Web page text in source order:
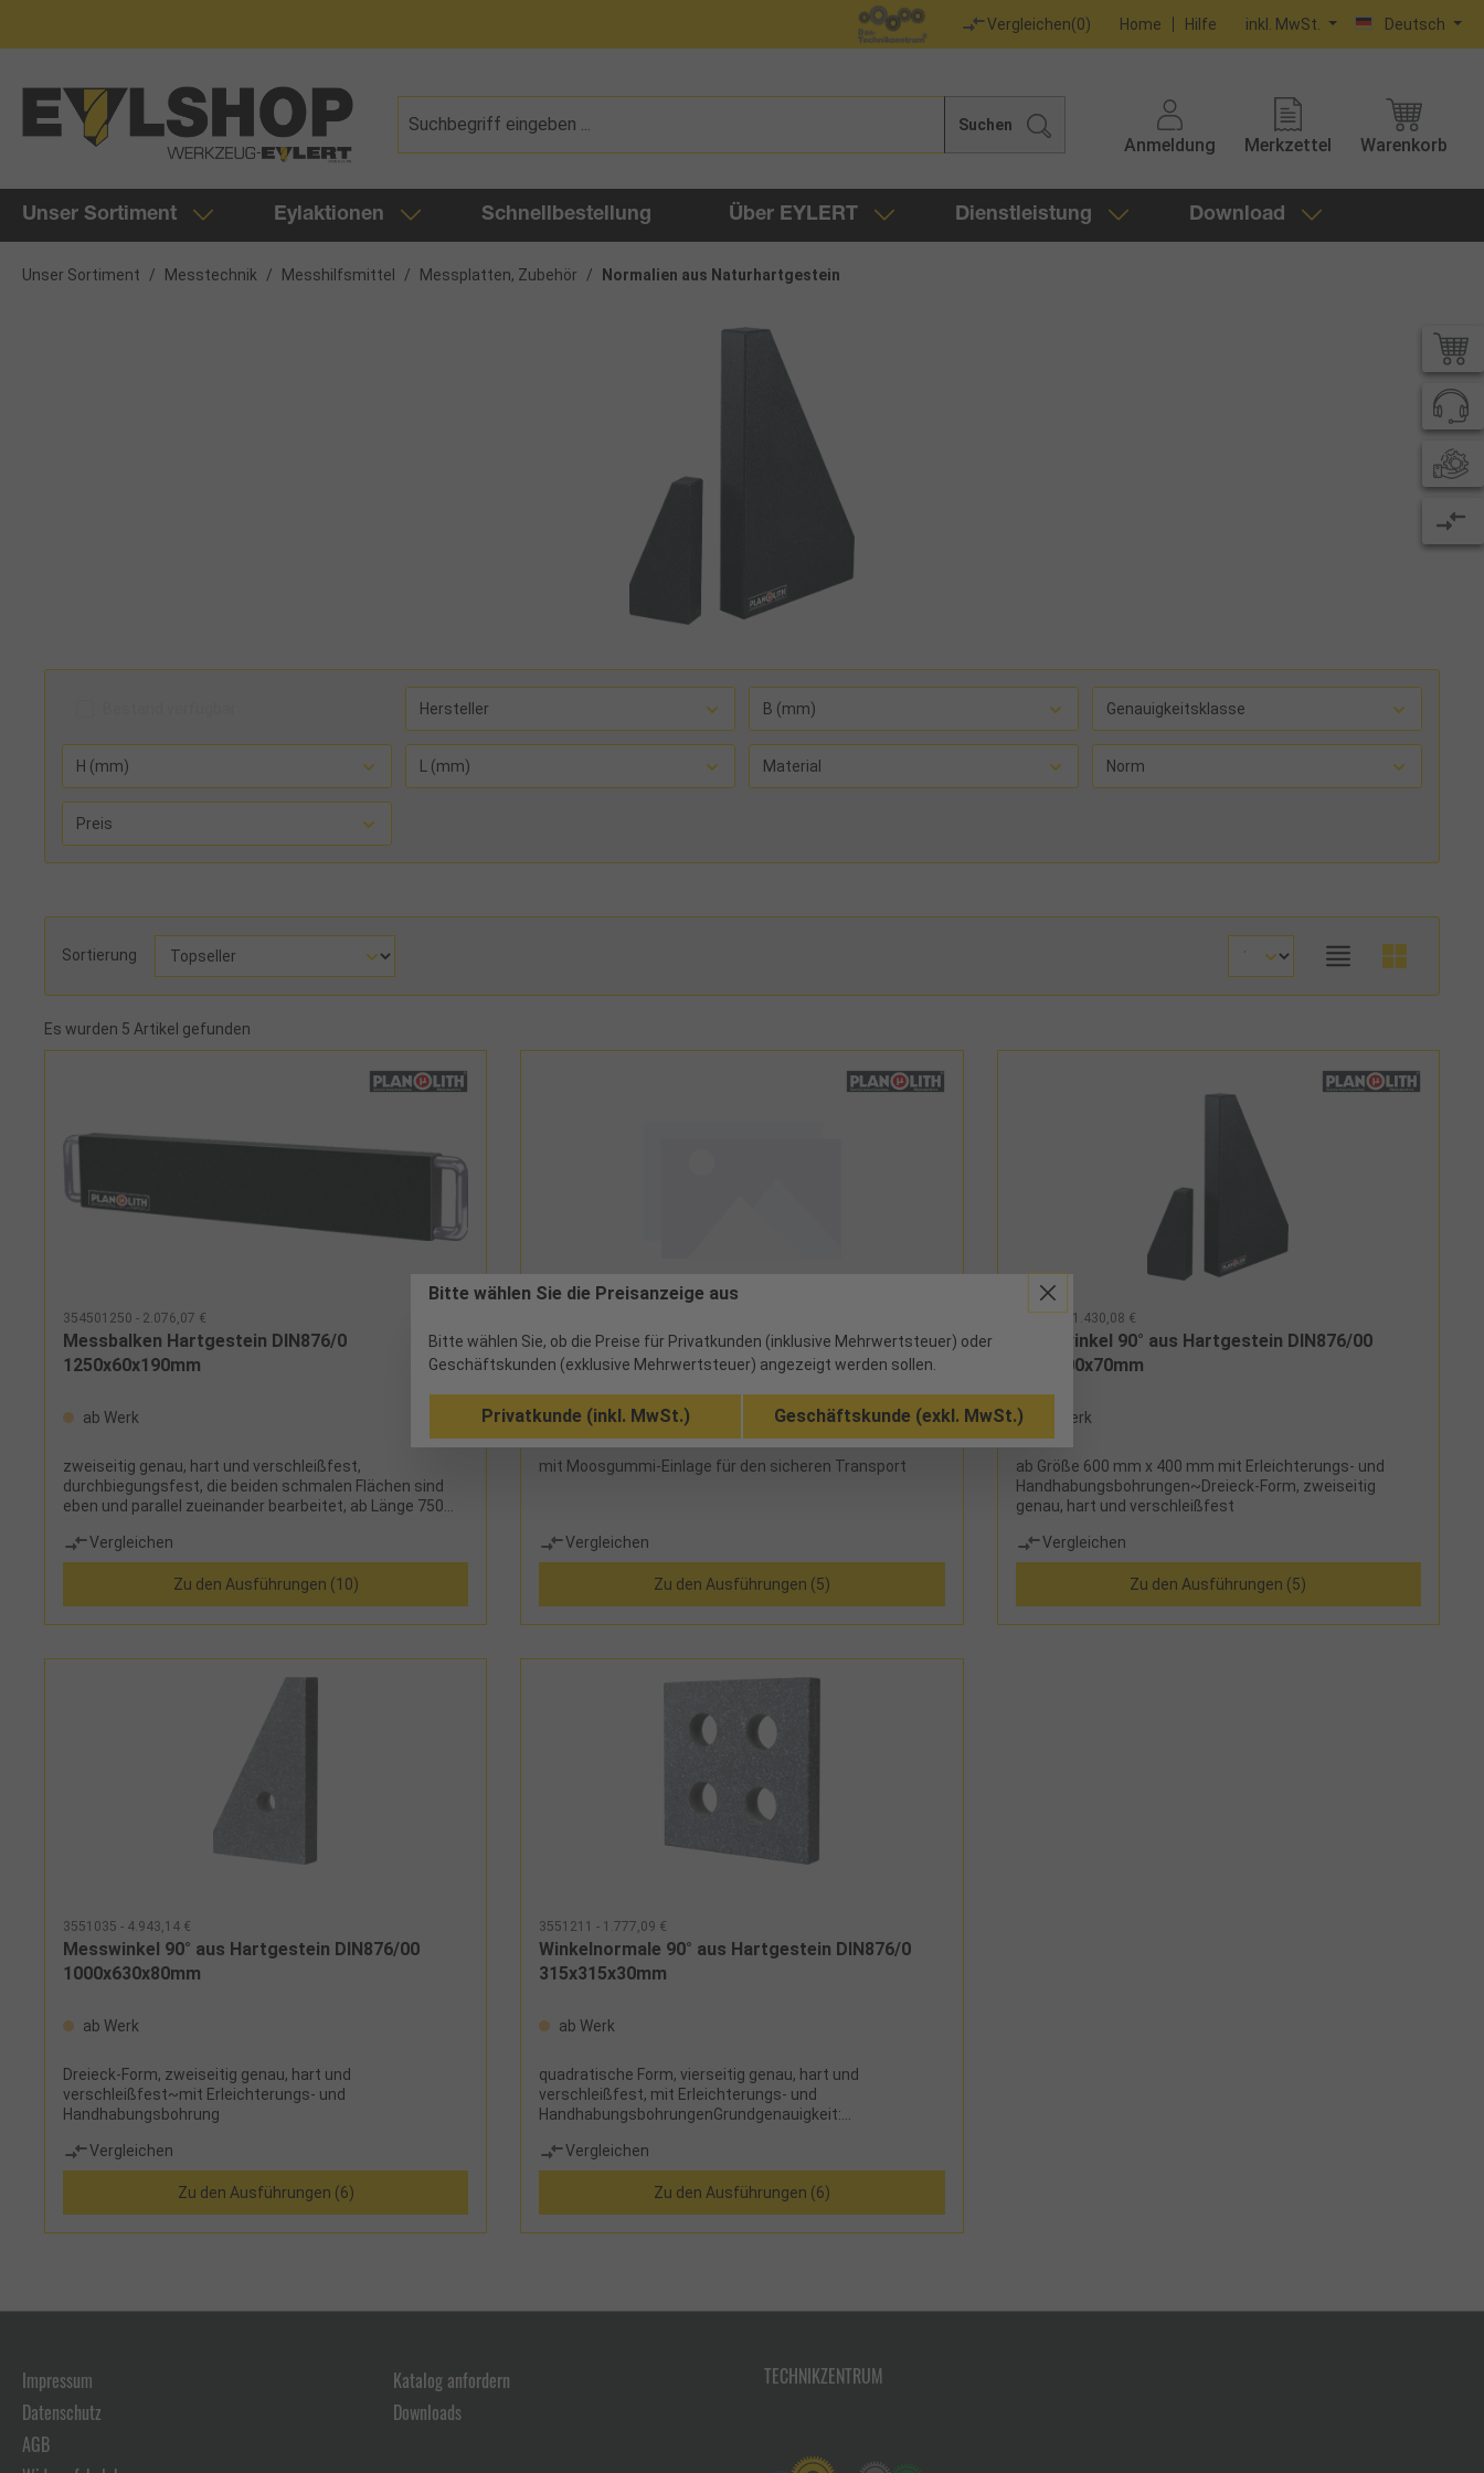
Vergleichen(0) Home Hilfe inkl. MwSt. Deutsch
Suchen
Anmeldung Merkzettel Warenkorb
Unser Sortiment Eylaktionen Schnellbestellung Über EYLERT Dienstleistung Download
Unser Sortiment / Messtechnik / Messhilfsmittel / Messplatten, Zubehör / Normalien aus Naturhartgestein
Hersteller B (mm) Genauigkeitsklasse
H (mm) L (mm) Material Norm
Preis
Sortierung
Es wurden 5 Artikel gefunden
354501250 - 2.076,07 €
Messbalken Hartgestein DIN876/0
1250x60x190mm
ab Werk
zweiseitig genau, hart und verschleißfest,
durchbiegungsfest, die beiden schmalen Flächen sind
eben und parallel zueinander bearbeitet, ab Länge 750
Vergleichen
Zu den Ausführungen (10)
Holzetui Messbalken zur Aufbewahrung, nicht
zum Transport verwendbar! L1000mm
ab Werk
mit Moosgummi-Einlage für den sicheren Transport
Vergleichen
Zu den Ausführungen (5)
355103 - 1.430,08 €
Messwinkel 90° aus Hartgestein DIN876/00
600x400x70mm
ab Werk
ab Größe 600 mm x 400 mm mit Erleichterungs- und
Handhabungsbohrungen~Dreieck-Form, zweiseitig
genau, hart und verschleißfest
Vergleichen
Zu den Ausführungen (5)
3551035 - 4.943,14 €
Messwinkel 90° aus Hartgestein DIN876/00
1000x630x80mm
ab Werk
Dreieck-Form, zweiseitig genau, hart und
verschleißfest~mit Erleichterungs- und
Handhabungsbohrung
Vergleichen
Zu den Ausführungen (6)
3551211 - 1.777,09 €
Winkelnormale 90° aus Hartgestein DIN876/0
315x315x30mm
ab Werk
quadratische Form, vierseitig genau, hart und
verschleißfest, mit Erleichterungs- und
HandhabungsbohrungenGrundgenauigkeit:
875Vergleichen
Zu den Ausführungen (6)
Impressum
Datenschutz
AGB
Katalog anfordern
Downloads
TECHNIKZENTRUM
Bitte wählen Sie die Preisanzeige aus
Bitte wählen Sie, ob die Preise für Privatkunden (inklusive Mehrwertsteuer) oder
Geschäftskunden (exklusive Mehrwertsteuer) angezeigt werden sollen.
Privatkunde (inkl. MwSt.) Geschäftskunde (exkl. MwSt.)